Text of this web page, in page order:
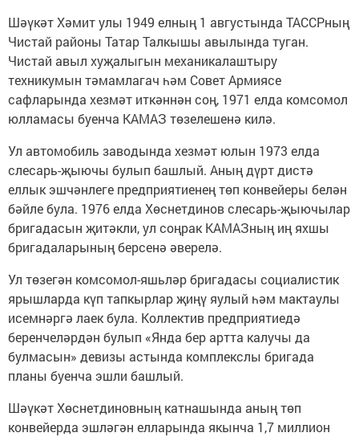
Шәүкәт Хәмит улы 1949 елның 1 августында ТАССРның
Чистай районы Татар Талкышы авылында туган.
Чистай авыл хуҗалыгын механикалаштыру
техникумын тәмамлагач һәм Совет Армиясе
сафларында хезмәт иткәннән соң, 1971 елда комсомол
юлламасы буенча КАМАЗ төзелешенә килә.
Ул автомобиль заводында хезмәт юлын 1973 елда
слесарь-җыючы булып башлый. Аның дүрт дистә
еллык эшчәнлеге предприятиенең төп конвейеры белән
бәйле була. 1976 елда Хөснетдинов слесарь-җыючылар
бригадасын җитәкли, ул соңрак КАМАЗның иң яхшы
бригадаларының берсенә әверелә.
Ул төзегән комсомол-яшьләр бригадасы социалистик
ярышларда күп тапкырлар җиңү яулый һәм мактаулы
исемнәргә лаек була. Коллектив предприятиедә
беренчеләрдән булып «Янда бер артта калучы да
булмасын» девизы астында комплекслы бригада
планы буенча эшли башлый.
Шәүкәт Хөснетдиновның катнашында аның төп
конвейерда эшләгән елларында якынча 1,7 миллион